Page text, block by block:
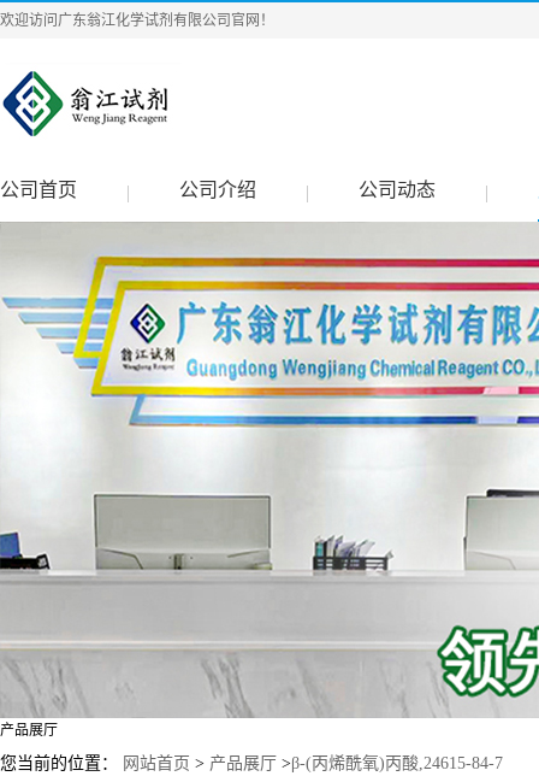
欢迎访问广东翁江化学试剂有限公司官网！
公司首页 公司介绍 公司动态
产品展厅
您当前的位置： 网站首页 > 产品展厅 >β-(丙烯酰氧)丙酸,24615-84-7